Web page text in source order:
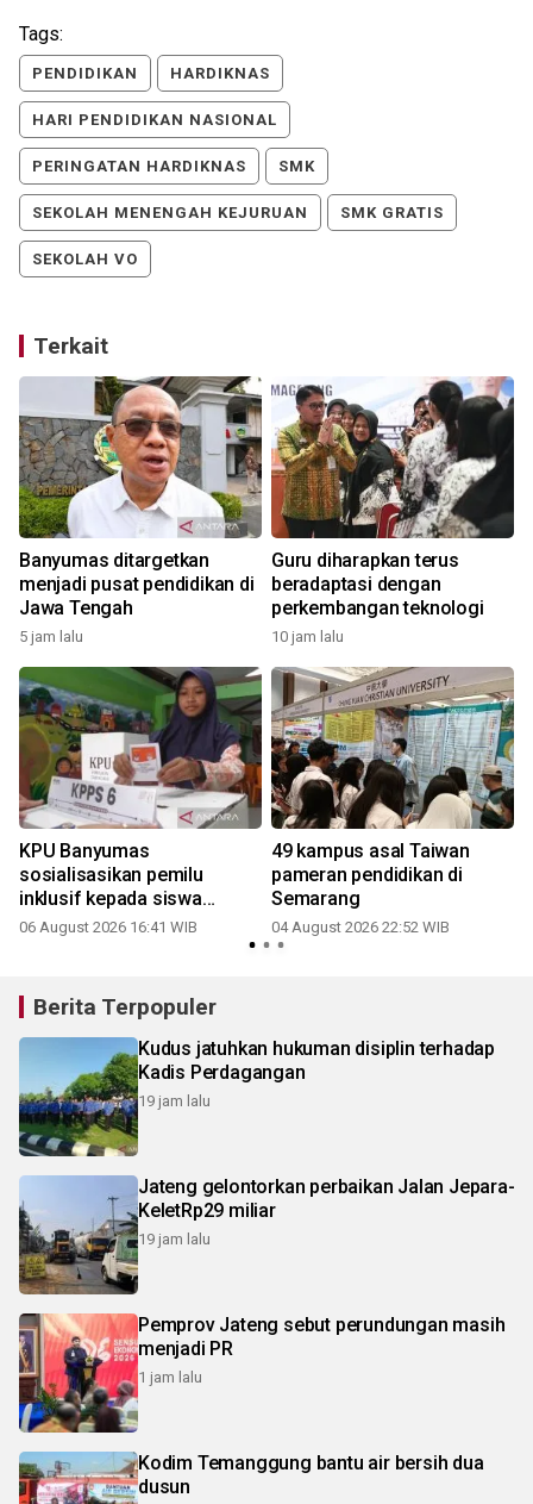
Tags:
PENDIDIKAN HARDIKNAS
HARI PENDIDIKAN NASIONAL
PERINGATAN HARDIKNAS SMK
SEKOLAH MENENGAH KEJURUAN SMK GRATIS
SEKOLAH VO
Terkait
Banyumas ditargetkan
menjadi pusat pendidikan di
Jawa Tengah
5 jam lalu
Guru diharapkan terus
beradaptasi dengan
perkembangan teknologi
10 jam lalu
KPU Banyumas
sosialisasikan pemilu
inklusif kepada siswa
disabilitas
06 August 2026 16:41 WIB
49 kampus asal Taiwan
pameran pendidikan di
Semarang
04 August 2026 22:52 WIB
Berita Terpopuler
Kudus jatuhkan hukuman disiplin terhadap
Kadis Perdagangan
19 jam lalu
Jateng gelontorkan perbaikan Jalan Jepara-
KeletRp29 miliar
19 jam lalu
Pemprov Jateng sebut perundungan masih
menjadi PR
1 jam lalu
Kodim Temanggung bantu air bersih dua
dusun